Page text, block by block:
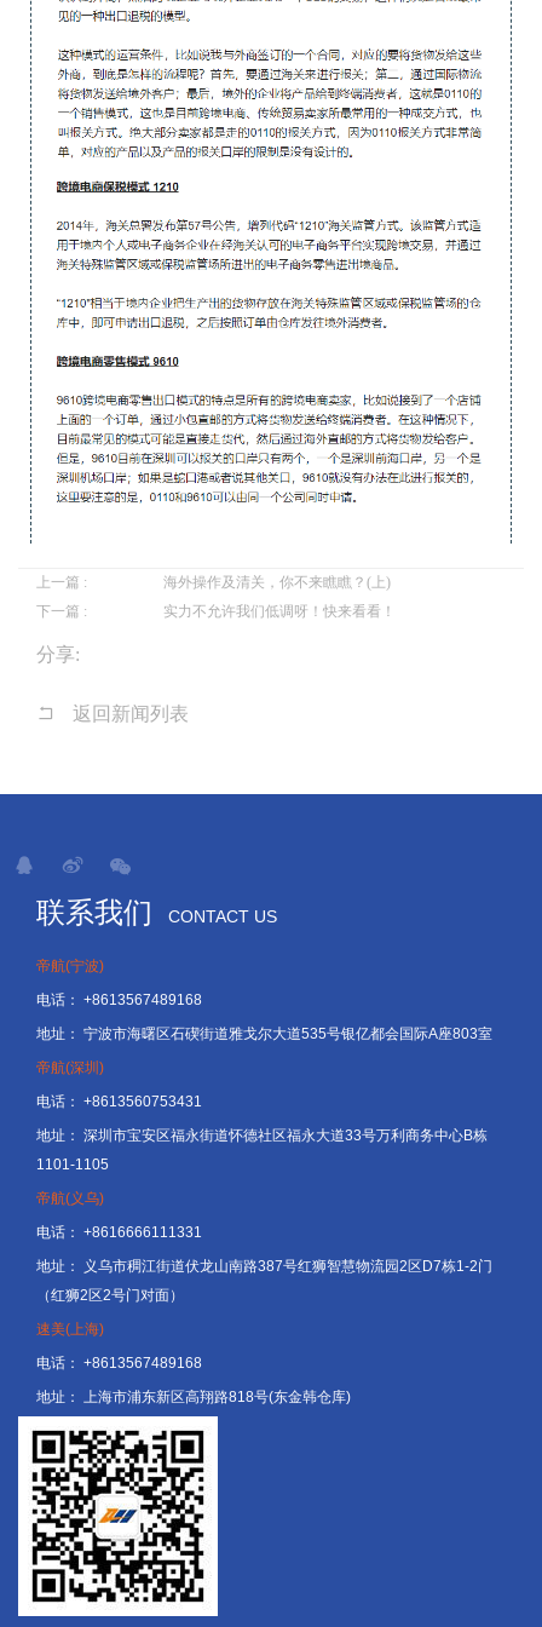
上一篇 :
海外操作及清关，你不来瞧瞧？(上)
下一篇 :
实力不允许我们低调呀！快来看看！
分享:
返回新闻列表
联系我们 CONTACT US
帝航(宁波)
电话： +8613567489168
地址： 宁波市海曙区石碶街道雅戈尔大道535号银亿都会国际A座803室
帝航(深圳)
电话： +8613560753431
地址： 深圳市宝安区福永街道怀德社区福永大道33号万利商务中心B栋
1101-1105
帝航(义乌)
电话： +8616666111331
地址：
义乌市稠江街道伏龙山南路387号红狮智慧物流园2区D7栋1-2门
（红狮2区2号门对面）
速美(上海)
电话： +8613567489168
地址： 上海市浦东新区高翔路818号(东金韩仓库)